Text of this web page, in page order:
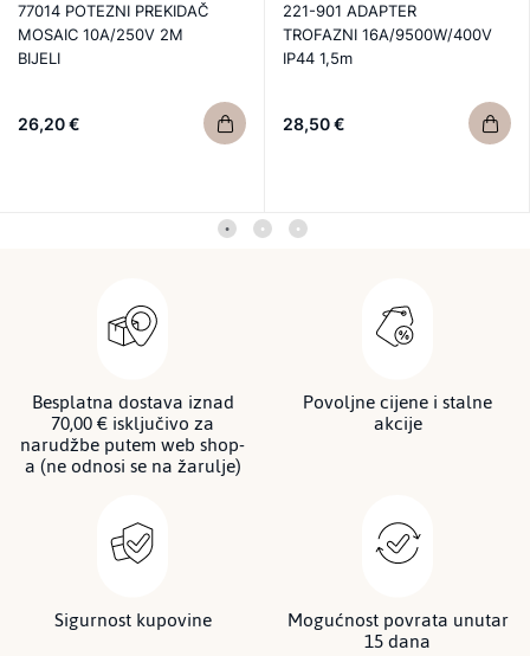
77014 POTEZNI PREKIDAČ
MOSAIC 10A/250V 2M
BIJELI
26,20 €
221-901 ADAPTER
TROFAZNI 16A/9500W/400V
IP44 1,5m
28,50 €
Besplatna dostava iznad
70,00 € isključivo za
narudžbe putem web shop-
a (ne odnosi se na žarulje)
Povoljne cijene i stalne
akcije
Sigurnost kupovine Mogućnost povrata unutar
15 dana